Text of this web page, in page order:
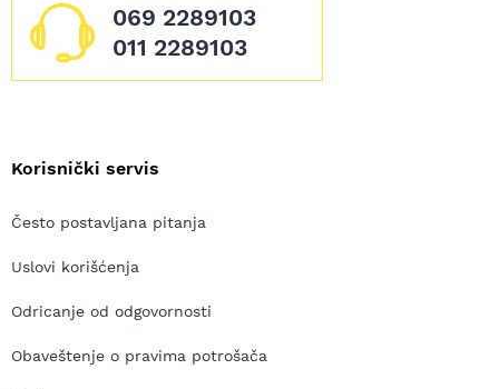
069 2289103
011 2289103
Korisnički servis
Često postavljana pitanja
Uslovi korišćenja
Odricanje od odgovornosti
Obaveštenje o pravima potrošača